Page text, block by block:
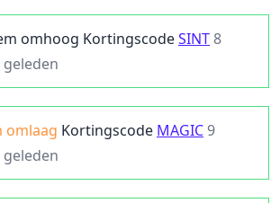
omhoog KortingscodeSINT8
omlaag Kortingscode MAGIC9